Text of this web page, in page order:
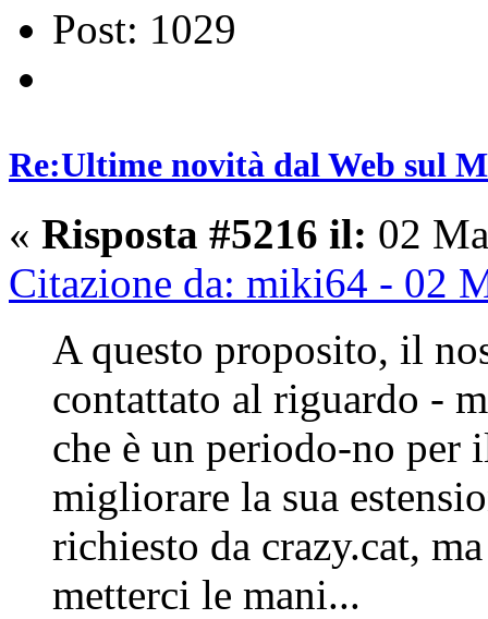
Post: 1029
Re:Ultime novità dal Web sul
« Risposta #5216 il: 02
Citazione da: miki64 - 02
A questo proposito, il
contattato al riguardo -
che è un periodo-no per
migliorare la sua
richiesto da crazy.cat,
metterci le mani...